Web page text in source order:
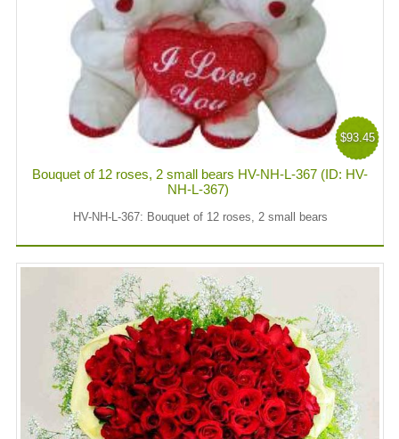
$93.45
Bouquet of 12 roses, 2 small bears HV-NH-L-367 (ID: HV-
NH-L-367)
HV-NH-L-367: Bouquet of 12 roses, 2 small bears